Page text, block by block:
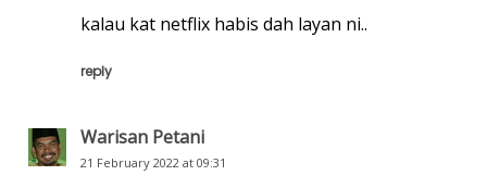
kalau kat netflix habis dah layan ni..
reply
Warisan Petani
21 February 2022 at 09:31